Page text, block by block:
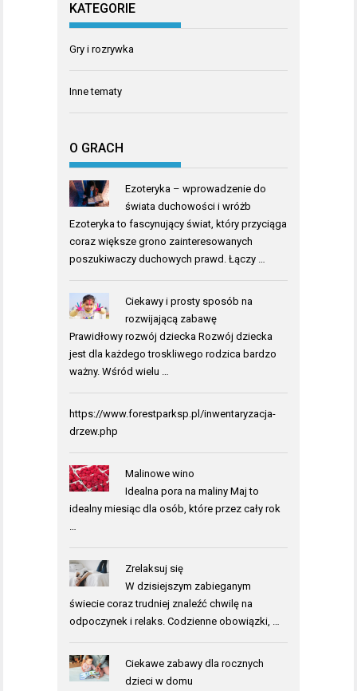
KATEGORIE
Gry i rozrywka
Inne tematy
O GRACH
Ezoteryka – wprowadzenie do
świata duchowości i wróżb
Ezoteryka to fascynujący świat, który przyciąga
coraz większe grono zainteresowanych
poszukiwaczy duchowych prawd. Łączy …
Ciekawy i prosty sposób na
rozwijającą zabawę
Prawidłowy rozwój dziecka Rozwój dziecka
jest dla każdego troskliwego rodzica bardzo
ważny. Wśród wielu …
https://www.forestparksp.pl/inwentaryzacja-
drzew.php
Malinowe wino
Idealna pora na maliny Maj to
idealny miesiąc dla osób, które przez cały rok
Zrelaksuj się
W dzisiejszym zabieganym
świecie coraz trudniej znaleźć chwilę na
odpoczynek i relaks. Codzienne obowiązki, …
Ciekawe zabawy dla rocznych
dzieci w domu